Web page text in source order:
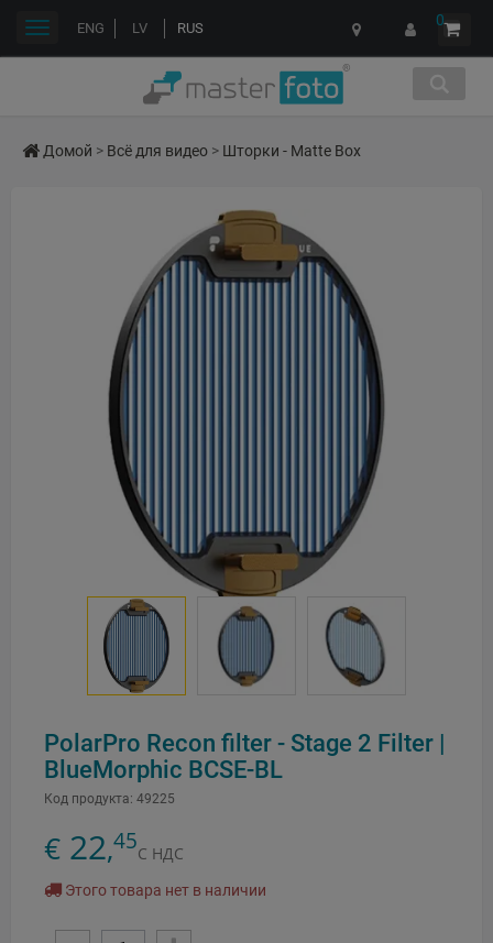
ENG LV RUS 0
Переключить
Домой > Всё для видео > Шторки - Matte Box
PolarPro Recon filter - Stage 2 Filter |
BlueMorphic BCSE-BL
Код продукта: 49225
€ 22,45С НДС
Этого товара нет в наличии